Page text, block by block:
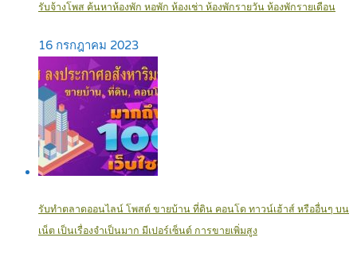
รับจ้างโพส ค้นหาห้องพัก หอพัก ห้องเช่า ห้องพักรายวัน ห้องพักรายเดือน
16 กรกฎาคม 2023
รับทำตลาดออนไลน์ โพสต์ ขายบ้าน ที่ดิน คอนโด ทาวน์เฮ้าส์ หรืออื่นๆ บน
เน็ต เป็นเรื่องจำเป็นมาก มีเปอร์เซ็นต์ การขายเพิ่มสูง